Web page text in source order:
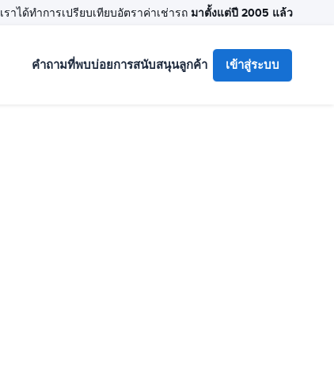
เราได้ทำการเปรียบเทียบอัตราค่าเช่ารถ มาตั้งแต่ปี 2005 แล้ว
คำถามที่พบบ่อยการสนับสนุนลูกค้า เข้าสู่ระบบ